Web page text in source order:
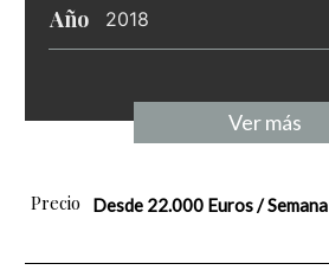
Año 2018
Ver más
Precio Desde 22.000 Euros / Semana